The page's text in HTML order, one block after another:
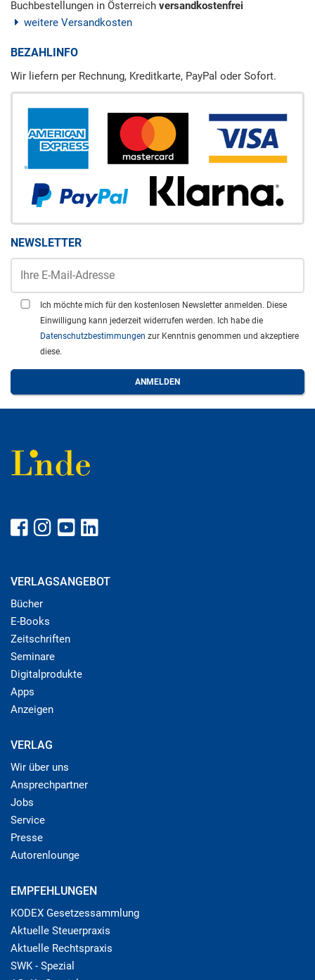
Buchbestellungen in Österreich versandkostenfrei
weitere Versandkosten
BEZAHLINFO
Wir liefern per Rechnung, Kreditkarte, PayPal oder Sofort.
NEWSLETTER
Ich möchte mich für den kostenlosen Newsletter anmelden. Diese
Einwilligung kann jederzeit widerrufen werden. Ich habe die
Datenschutzbestimmungen zur Kenntnis genommen und akzeptiere
diese.
VERLAGSANGEBOT
Bücher
E-Books
Zeitschriften
Seminare
Digitalprodukte
Apps
Anzeigen
VERLAG
Wir über uns
Ansprechpartner
Jobs
Service
Presse
Autorenlounge
EMPFEHLUNGEN
KODEX Gesetzessammlung
Aktuelle Steuerpraxis
Aktuelle Rechtspraxis
SWK - Spezial